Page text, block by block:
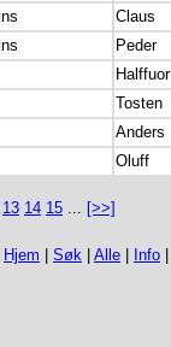
Claus
Peder
Halffuor
Tosten
Anders
Oluff
13 14 15 ... [>>]
Hjem Søk Alle Info